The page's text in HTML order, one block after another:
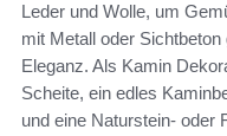
Leder und Wolle, um
mit Metall oder
Eleganz. Als Kamin
Scheite, ein edles
und eine Naturstein- oder